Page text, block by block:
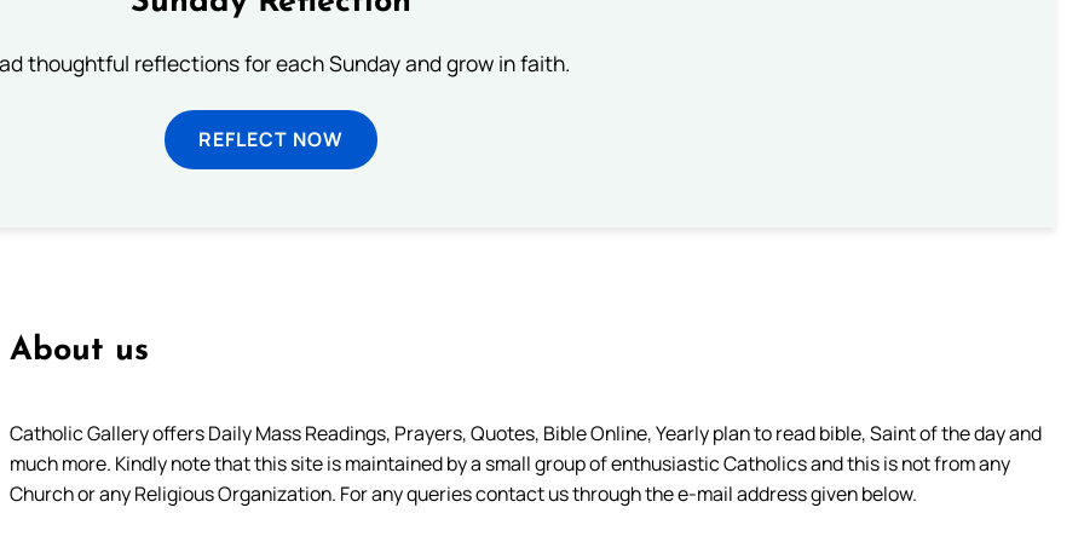
thoughtful reflections for each Sunday and grow in faith.
REFLECT NOW
About us
Catholic Gallery offers Daily Mass Readings, Prayers, Quotes, Bible Online, Yearly plan to read bible, Saint of the day and
much more. Kindly note that this site is maintained by a small group of enthusiastic Catholics and this is not from any
Church or any Religious Organization. For any queries contact us through the e-mail address given below.